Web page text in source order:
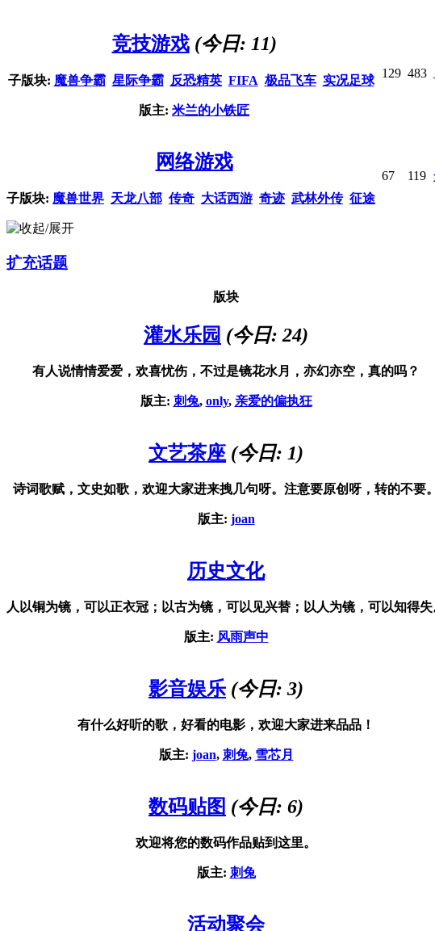
竞技游戏 (今日: 11)
子版块: 魔兽争霸 星际争霸 反恐精英 FIFA 极品飞车 实况足球
版主: 米兰的小铁匠
129 483
网络游戏
子版块: 魔兽世界 天龙八部 传奇 大话西游 奇迹 武林外传 征途
67 119
扩充话题
版块
灌水乐园 (今日: 24)
有人说情情爱爱，欢喜忧伤，不过是镜花水月，亦幻亦空，真的吗？
版主: 刺兔, only, 亲爱的偏执狂
文艺茶座 (今日: 1)
诗词歌赋，文史如歌，欢迎大家进来拽几句呀。注意要原创呀，转的不要。
版主: joan
历史文化
人以铜为镜，可以正衣冠；以古为镜，可以见兴替；以人为镜，可以知得失
版主: 风雨声中
影音娱乐 (今日: 3)
有什么好听的歌，好看的电影，欢迎大家进来品品！
版主: joan, 刺兔, 雪芯月
数码贴图 (今日: 6)
欢迎将您的数码作品贴到这里。
版主: 刺兔
活动聚会